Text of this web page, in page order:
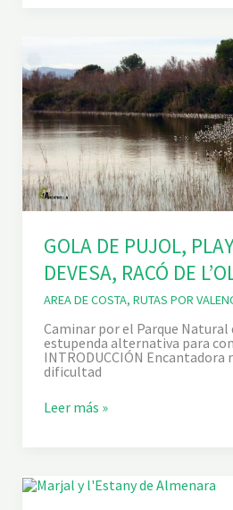
R
E
L
V
A
L
L
E
D
E
L
M
U
R
T
A
GOLA DE PUJOL,
DEVESA, RACÓ DE
AREA DE COSTA, RUTAS POR
Caminar por el Parque Natural
estupenda alternativa para
INTRODUCCIÓN Encantadora
dificultad
G
E
P
Leer más »